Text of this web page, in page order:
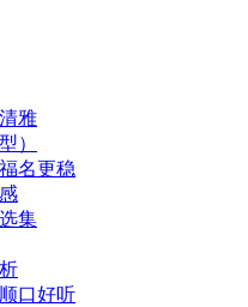
雅
）
名更稳
集
口好听